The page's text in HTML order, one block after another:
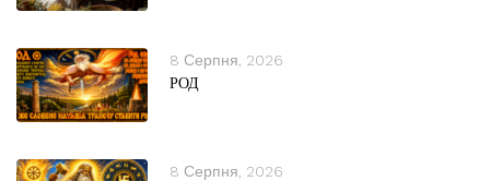
8 Серпня, 2026
РОД
8 Серпня, 2026